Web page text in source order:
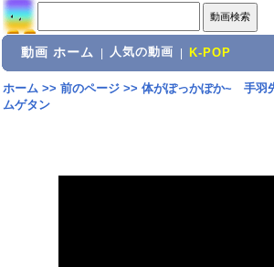
動画 ホーム 人気の動画 K-POP
ホーム>> 前のページ>> 体がぽっかぽか~ 手羽
ムゲタン